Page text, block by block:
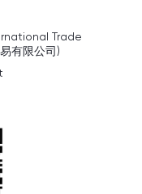
Trade
有限公司)